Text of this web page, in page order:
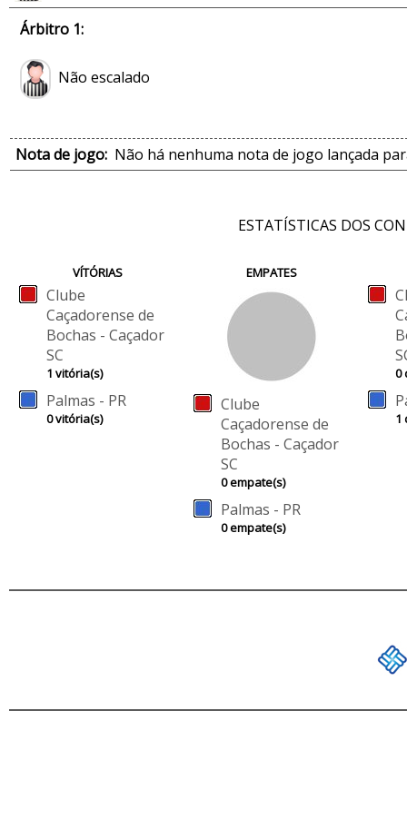
Árbitro 1:
Não escalado
Nota de jogo: Não há nenhuma nota de jogo lançada
ESTATÍSTICAS DOS
VÍTÓRIAS
Clube
Caçadorense de
Bochas - Caçador
SC
1 vitória(s)
Palmas - PR
0 vitória(s)
EMPATES
Clube
Caçadorense de
Bochas - Caçador
SC
0 empate(s)
Palmas - PR
0 empate(s)
0
1